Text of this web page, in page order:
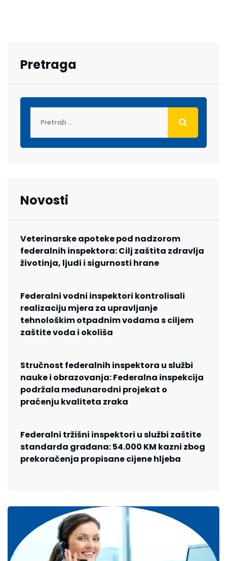
Pretraga
Novosti
Veterinarske apoteke pod nadzorom
federalnih inspektora: Cilj zaštita zdravlja
životinja, ljudi i sigurnosti hrane
Federalni vodni inspektori kontrolisali
realizaciju mjera za upravljanje
tehnološkim otpadnim vodama s ciljem
zaštite voda i okoliša
Stručnost federalnih inspektora u službi
nauke i obrazovanja: Federalna inspekcija
podržala međunarodni projekat o
praćenju kvaliteta zraka
Federalni tržišni inspektori u službi zaštite
standarda građana: 54.000 KM kazni zbog
prekoračenja propisane cijene hljeba